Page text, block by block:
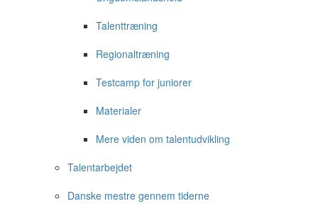
Talenttræning
Regionaltræning
Testcamp for juniorer
Materialer
Mere viden om talentudvikling
Talentarbejdet
Danske mestre gennem tiderne